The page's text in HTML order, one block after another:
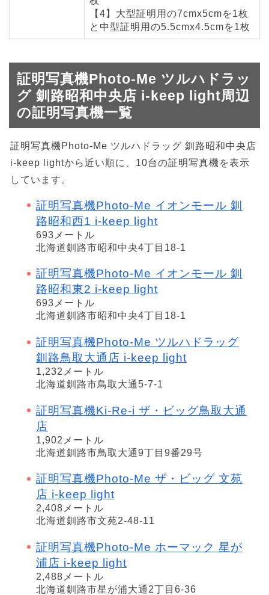
【4】大型証明用の7cmx5cmを1枚
と中型証明用の5.5cmx4.5cmを1枚
証明写真機Photo-Me ツルハドラッ
グ 釧路昭和中央店 i-keep light周辺
の証明写真機一覧
証明写真機Photo-Me ツルハドラッグ 釧路昭和中央店
i-keep lightから近い順に、10台の証明写真機を表示
しています。
証明写真機Photo-Me イオンモール 釧
路昭和西1 i-keep light
693メートル
北海道釧路市昭和中央4丁目18-1
証明写真機Photo-Me イオンモール 釧
路昭和東2 i-keep light
693メートル
北海道釧路市昭和中央4丁目18-1
証明写真機Photo-Me ツルハドラッグ
釧路鳥取大通店 i-keep light
1,232メートル
北海道釧路市鳥取大通5-7-1
証明写真機Ki-Re-i ザ・ビッグ鳥取大通
店
1,902メートル
北海道釧路市鳥取大通9丁目9番29号
証明写真機Photo-Me ザ・ビッグ 文苑
店 i-keep light
2,408メートル
北海道釧路市文苑2-48-11
証明写真機Photo-Me ホーマック 星が
浦店 i-keep light
2,488メートル
北海道釧路市星が浦大通2丁目6-36